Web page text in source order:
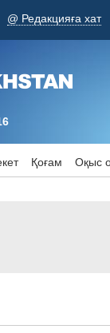
@ Редакцияға хат
Қоғам Оқыс